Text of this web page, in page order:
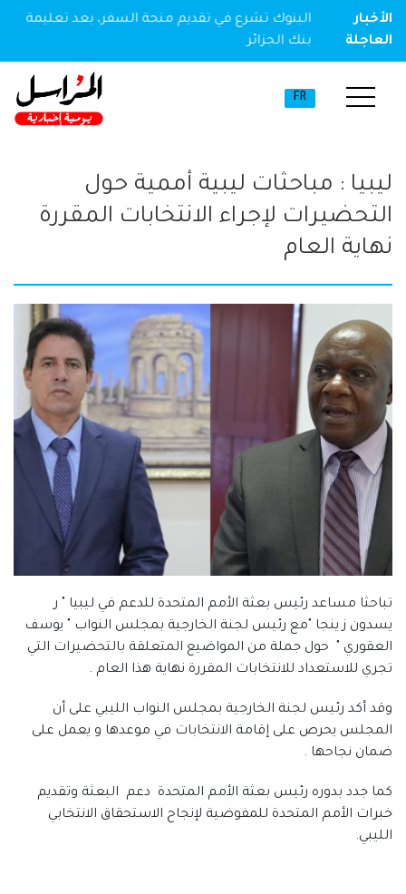
الأخبار
العاجلة
مخدر
البنوك تشرع في تقديم منحة السفر، بعد تعليمة
بنك الجزائر
FR
ليبيا : مباحثات ليبية أممية حول
التحضيرات لإجراء الانتخابات المقررة
نهاية العام
تباحثا مساعد رئيس بعثة الأمم المتحدة للدعم في ليبيا " ر
يسدون ز ينجا "مع رئيس لجنة الخارجية بمجلس النواب " يوسف
العقوري " حول جملة من المواضيع المتعلقة بالتحضيرات التي
تجري للاستعداد للانتخابات المقررة نهاية هذا العام .
وقد أكد رئيس لجنة الخارجية بمجلس النواب الليبي على أن
المجلس يحرص على إقامة الانتخابات في موعدها و يعمل على
ضمان نجاحها .
كما جدد بدوره رئيس بعثة الأمم المتحدة دعم البعثة وتقديم
خبرات الأمم المتحدة للمفوضية لإنجاح الاستحقاق الانتخابي
الليبي.